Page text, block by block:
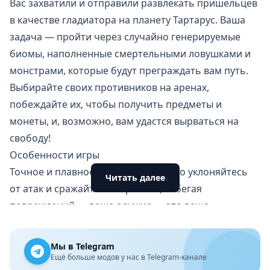
Вас захватили и отправили развлекать пришельцев
в качестве гладиатора на планету Тартарус. Ваша
задача — пройти через случайно генерируемые
биомы, наполненные смертельными ловушками и
монстрами, которые будут преграждать вам путь.
Выбирайте своих противников на аренах,
побеждайте их, чтобы получить предметы и
монеты, и, возможно, вам удастся вырваться на
свободу!
Особенности игры
Точное и плавное управление: ловко уклоняйтесь
от атак и сражайтесь с врагами, избегая
повреждений — ваше оружие — это ваше
Сотни уникальных комнат: каждый новый запуск
будет отличаться от предыдущего, благодаря
Читать далее
Мы в Telegram
Ещё больше модов у нас в Telegram-канале